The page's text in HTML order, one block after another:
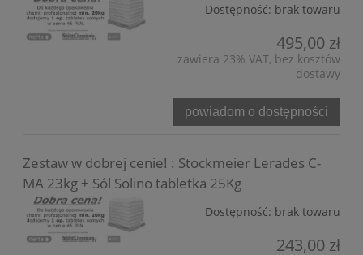
Dostępność: brak towaru
495,00 zł
zawiera 23% VAT, bez kosztów
dostawy
powiadom o dostępności
Zestaw w dobrej cenie! : Stockmeier Lerades C-
MA 23kg + Sól Solino tabletka 25Kg
Dostępność: brak towaru
243,00 zł